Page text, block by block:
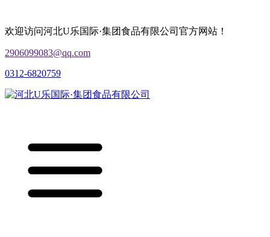
欢迎访问河北U乐国际·集团食品有限公司官方网站！
2906099083@qq.com
0312-6820759